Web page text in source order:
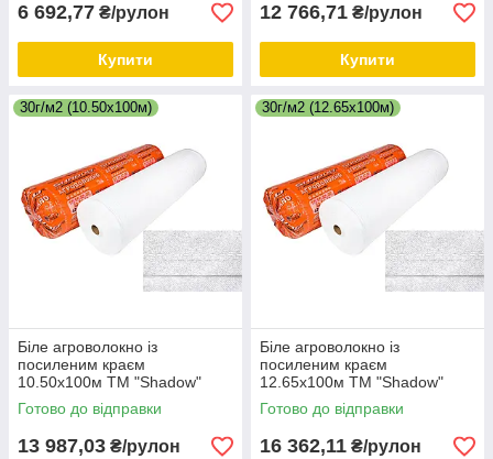
6 692,77 ₴/рулон
Купити
12 766,71 ₴/рулон
Купити
30г/м2 (10.50х100м)
Біле агроволокно із
посиленим краєм
10.50х100м ТМ "Shadow"
(Чехія). Щільність 30г/м2.
Готово до відправки
13 987,03 ₴/рулон
30г/м2 (12.65х100м)
Біле агроволокно із
посиленим краєм
12.65х100м ТМ "Shadow"
(Чехія). Щільність 30г/м2.
Готово до відправки
16 362,11 ₴/рулон